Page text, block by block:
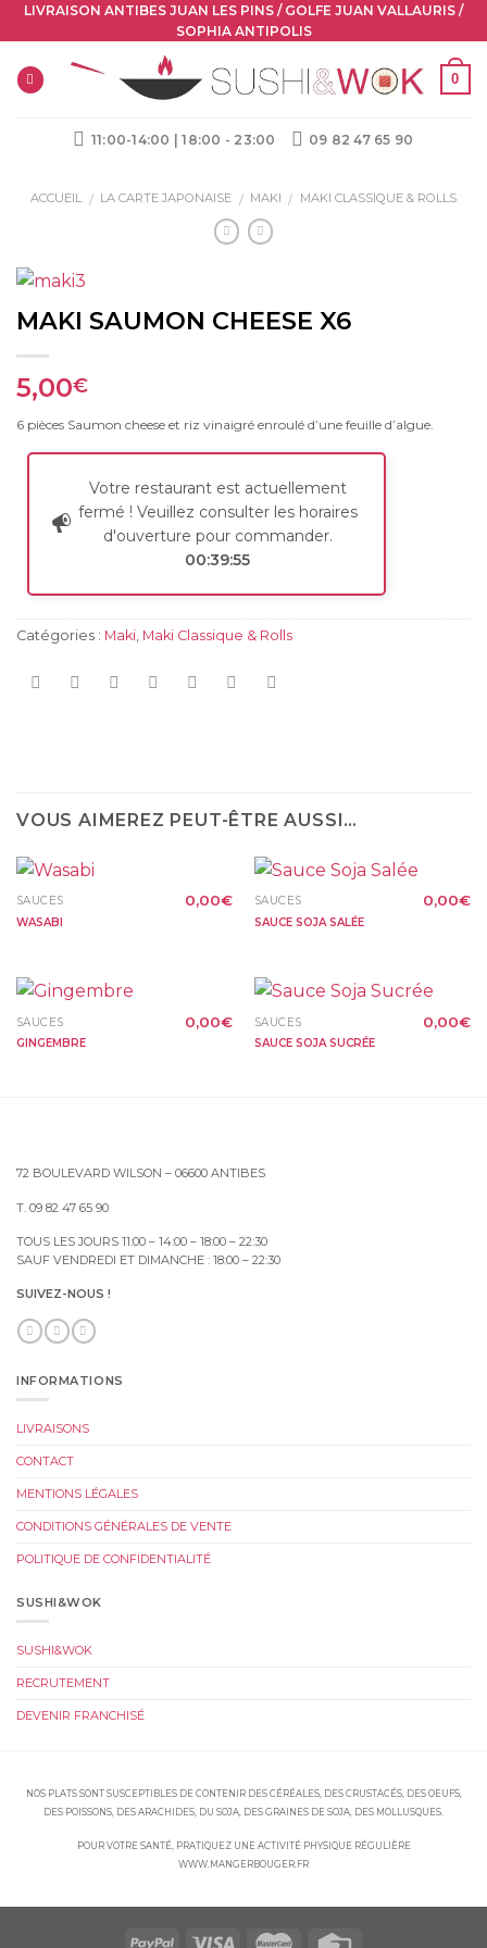
Skip
to
content
LIVRAISON ANTIBES JUAN LES PINS / GOLFE JUAN VALLAURIS /
SOPHIA ANTIPOLIS
0
11:00-14:00 | 18:00 - 23:00 09 82 47 65 90
ACCUEIL / LA CARTE JAPONAISE / MAKI / MAKI CLASSIQUE & ROLLS
MAKI SAUMON CHEESE X6
5,00€
6 pièces Saumon cheese et riz vinaigré enroulé d’une feuille d’algue.
Votre restaurant est actuellement
fermé ! Veuillez consulter les horaires
d'ouverture pour commander.
00:39:55
Catégories : Maki Maki Classique & Rolls
VOUS AIMEREZ PEUT-ÊTRE AUSSI…
SAUCES
WASABI
0,00€
SAUCES
SAUCE SOJA SALÉE
0,00€
SAUCES
GINGEMBRE
0,00€
SAUCES
SAUCE SOJA SUCRÉE
0,00€
72 BOULEVARD WILSON – 06600 ANTIBES
T. 09 82 47 65 90
TOUS LES JOURS 11:00 – 14:00 – 18:00 – 22:30
SAUF VENDREDI ET DIMANCHE : 18:00 – 22:30
SUIVEZ-NOUS !
INFORMATIONS
LIVRAISONS
CONTACT
MENTIONS LÉGALES
CONDITIONS GÉNÉRALES DE VENTE
POLITIQUE DE CONFIDENTIALITÉ
SUSHI&WOK
SUSHI&WOK
RECRUTEMENT
DEVENIR FRANCHISÉ
NOS PLATS SONT SUSCEPTIBLES DE CONTENIR DES CÉRÉALES, DES CRUSTACÉS, DES OEUFS,
DES POISSONS, DES ARACHIDES, DU SOJA, DES GRAINES DE SOJA, DES MOLLUSQUES.
POUR VOTRE SANTÉ, PRATIQUEZ UNE ACTIVITÉ PHYSIQUE RÉGULIÈRE
WWW.MANGERBOUGER.FR